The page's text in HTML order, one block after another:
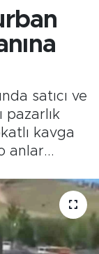
satıcı ve
pazarlık
kavga
anlar...